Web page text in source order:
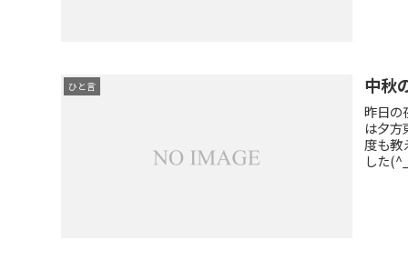
ひと言 中秋
昨日の
は夕
度も教
した